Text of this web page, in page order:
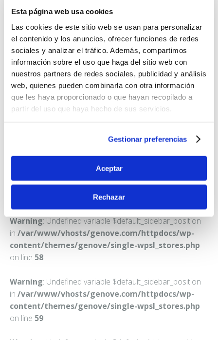
Esta página web usa cookies
Las cookies de este sitio web se usan para personalizar
el contenido y los anuncios, ofrecer funciones de redes
sociales y analizar el tráfico. Además, compartimos
información sobre el uso que haga del sitio web con
nuestros partners de redes sociales, publicidad y análisis
web, quienes pueden combinarla con otra información
que les haya proporcionado o que hayan recopilado a
partir del uso que haya hecho de sus servicios.
Gestionar preferencias
Aceptar
Rechazar
FARMACIA FERNANDEZ ROMERO, AMELIA
C. CRISTO DEL AMOR, 24
Warning: Undefined variable $default_sidebar_position
in /var/www/vhosts/genove.com/httpdocs/wp-
content/themes/genove/single-wpsl_stores.php
on line 58
Warning: Undefined variable $default_sidebar_position
in /var/www/vhosts/genove.com/httpdocs/wp-
content/themes/genove/single-wpsl_stores.php
on line 59